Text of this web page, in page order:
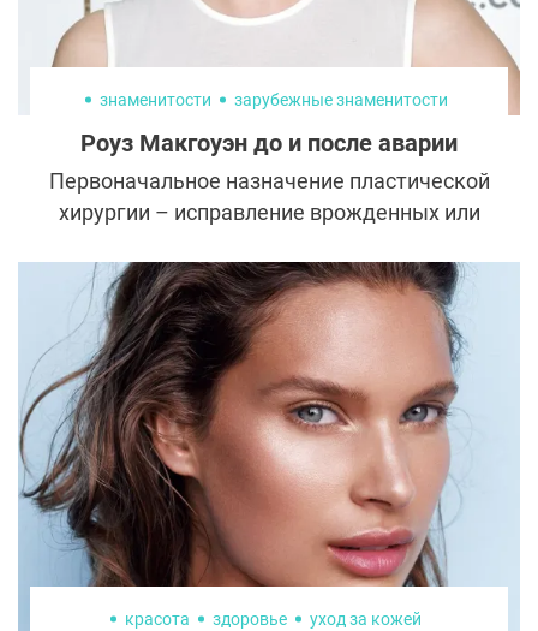
знаменитости зарубежные знаменитости
Роуз Макгоуэн до и после аварии
Первоначальное назначение пластической
хирургии – исправление врожденных или
Со временем пластическая хирургия
превратилась в полноценную индустрию
красоты, и к «пластикам» отправились
пациенты без видимых недостатков.
Однако реконструктивные операции все
так же актуальны, а иногда становятся
единственным способом избавиться от
следов травм, как произошло в случае с
голливудской актрисой Роуз Макгоуэн.
красота здоровье уход за кожей